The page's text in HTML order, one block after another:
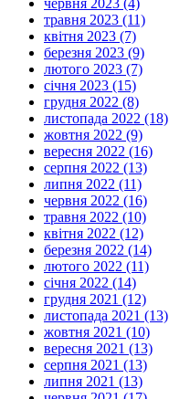
травня 2023 (11)
квітня 2023 (7)
березня 2023 (9)
лютого 2023 (7)
січня 2023 (15)
грудня 2022 (8)
листопада 2022 (18)
жовтня 2022 (9)
вересня 2022 (16)
серпня 2022 (13)
липня 2022 (11)
червня 2022 (16)
травня 2022 (10)
квітня 2022 (12)
березня 2022 (14)
лютого 2022 (11)
січня 2022 (14)
грудня 2021 (12)
листопада 2021 (13)
жовтня 2021 (10)
вересня 2021 (13)
серпня 2021 (13)
липня 2021 (13)